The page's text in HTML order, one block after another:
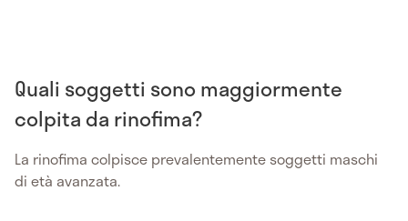
Quali soggetti sono maggiormente
colpita da rinofima?
La rinofima colpisce prevalentemente soggetti maschi
di età avanzata.